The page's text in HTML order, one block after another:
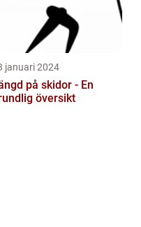
januari 2024
på skidor - En
översikt